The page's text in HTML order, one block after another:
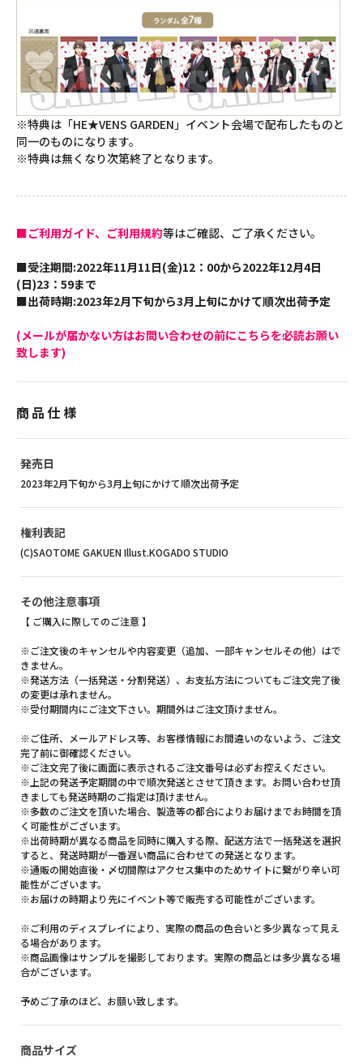
※特典は「HE★VENS GARDEN」イベント会場で配布したものと
同一のものになります。
※特典は無くなり次第終了となります。
■ご利用ガイド、ご利用規約等はご確認、ご了承ください。
■受注期間:2022年11月11日(金)12：00から2022年12月4日
(日)23：59まで
■出荷時期:2023年2月下旬から3月上旬にかけて順次出荷予定
(メールが届かない方はお問い合わせの前にこちらを必読お願い
致します)
商品仕様
発売日
2023年2月下旬から3月上旬にかけて順次出荷予定
権利表記
(C)SAOTOME GAKUEN Illust.KOGADO STUDIO
その他注意事項
【 ご購入に際してのご注意 】
※ご注文後のキャンセルや内容変更（追加、一部キャンセルその他）はで
きません。
※発送方法（一括発送・分割発送）、お支払方法についてもご注文完了後
の変更は承れません。
※受付期間内にご注文下さい。期間外はご注文頂けません。
※ご住所、メールアドレス等、お客様情報にお間違いのないよう、ご注文
完了前に御確認ください。
※ご注文完了後に画面に表示されるご注文番号は必ずお控えください。
※上記の発送予定期間の中で順次発送とさせて頂きます。お問い合わせ頂
きましても発送時期のご指定は頂けません。
※多数のご注文を頂いた場合、製造等の都合によりお届けまでお時間を頂
く可能性がございます。
※出荷時期が異なる商品を同時に購入する際、配送方法で一括発送を選択
すると、発送時期が一番遅い商品に合わせての発送となります。
※通販の開始直後・〆切間際はアクセス集中のためサイトに繋がり辛い可
能性がございます。
※お届けの時期より先にイベント等で販売する可能性がございます。
※ご利用のディスプレイにより、実際の商品の色合いと多少異なって見え
る場合があります。
※商品画像はサンプルを撮影しております。実際の商品とは多少異なる場
合がございます。
予めご了承のほど、お願い致します。
商品サイズ